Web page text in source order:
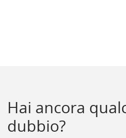
Hai ancora
dubbio?